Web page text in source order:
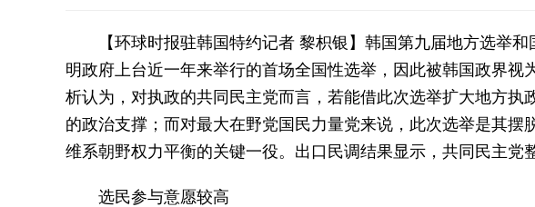
【环球时报驻韩国特约记者 黎枳银】韩国第九届地方选举
明政府上台近一年来举行的首场全国性选举，因此被韩国政界视
析认为，对执政的共同民主党而言，若能借此次选举扩大地方执
的政治支撑；而对最大在野党国民力量党来说，此次选举是其摆
维系朝野权力平衡的关键一役。出口民调结果显示，共同民主党
选民参与意愿较高